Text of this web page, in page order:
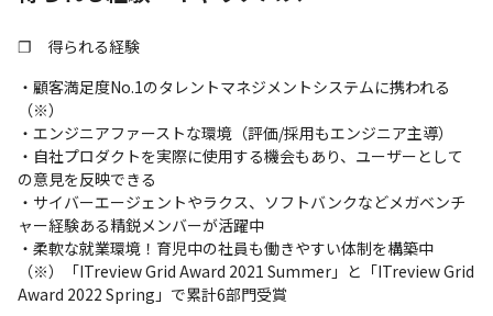
❐　得られる経験
・顧客満足度No.1のタレントマネジメントシステムに携われる
（※）
・エンジニアファーストな環境（評価/採用もエンジニア主導）
・自社プロダクトを実際に使用する機会もあり、ユーザーとして
の意見を反映できる
・サイバーエージェントやラクス、ソフトバンクなどメガベンチ
ャー経験ある精鋭メンバーが活躍中
・柔軟な就業環境！育児中の社員も働きやすい体制を構築中
（※）「ITreview Grid Award 2021 Summer」と「ITreview Grid
Award 2022 Spring」で累計6部門受賞